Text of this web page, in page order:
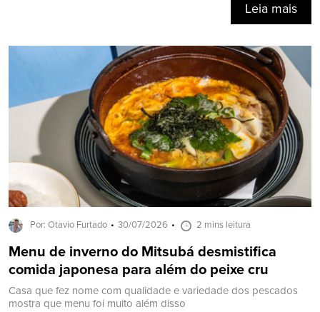
Leia mais
Por: Otavio Furtado 30/07/2026 2 mins leitura
Menu de inverno do Mitsubá desmistifica
comida japonesa para além do peixe cru
Casa que fez nome com qualidade e variedade dos pescados
mostra que menu foi muito além disso